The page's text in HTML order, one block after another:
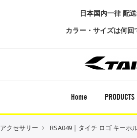
日本国内一律 配
カラー・サイズは何
Home PRODUCTS
アクセサリー RSA049 | タイチ ロゴ キーホ